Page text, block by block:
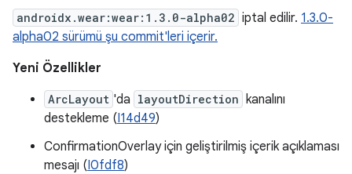
androidx.wear:wear:1.3.0-alpha02 iptal edilir. 1.3.0-
alpha02 sürümü şu commit'leri içerir.
Yeni Özellikler
ArcLayout 'da layoutDirection kanalını
destekleme (I14d49)
ConfirmationOverlay için geliştirilmiş içerik açıklaması
mesajı (I0fdf8)